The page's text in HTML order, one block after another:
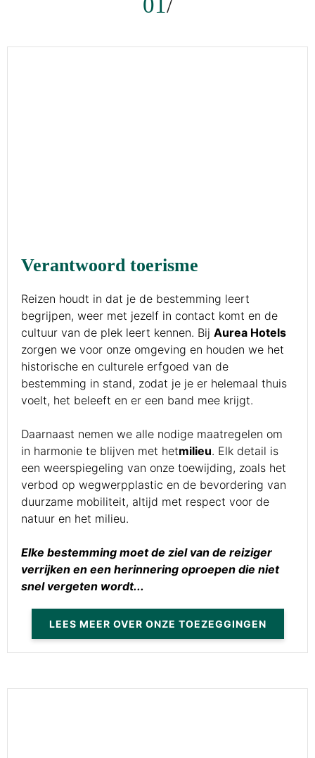
Verantwoord toerisme
Reizen houdt in dat je de bestemming leert
begrijpen, weer met jezelf in contact komt en de
cultuur van de plek leert kennen. Bij Aurea Hotels
zorgen we voor onze omgeving en houden we het
historische en culturele erfgoed van de
bestemming in stand, zodat je je er helemaal thuis
voelt, het beleeft en er een band mee krijgt.
Daarnaast nemen we alle nodige maatregelen om
in harmonie te blijven met hetmilieu. Elk detail is
een weerspiegeling van onze toewijding, zoals het
verbod op wegwerpplastic en de bevordering van
duurzame mobiliteit, altijd met respect voor de
natuur en het milieu.
Elke bestemming moet de ziel van de reiziger
verrijken en een herinnering oproepen die niet
snel vergeten wordt...